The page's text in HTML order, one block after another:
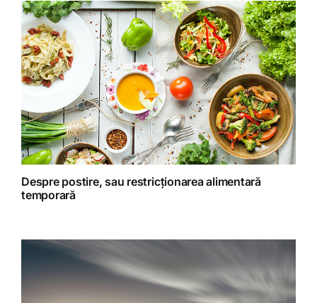
Homeopatie
Retete fructariene
Retete preparate
Retete Raw (nepreparate termic)
Despre postire, sau restricționarea alimentară
temporară